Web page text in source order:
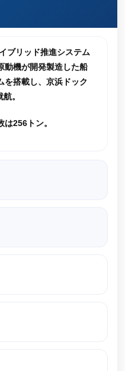
ブリッド推進システム
動機が開発製造した船
を搭載し、京浜ドック
。
256トン。